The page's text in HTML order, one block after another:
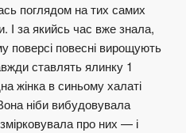
поглядом на тих самих
І за якийсь час вже знала,
поверсі повесні вирощують
ставлять ялинку 1
жінка в синьому халаті
ніби вибудовувала
про них — і